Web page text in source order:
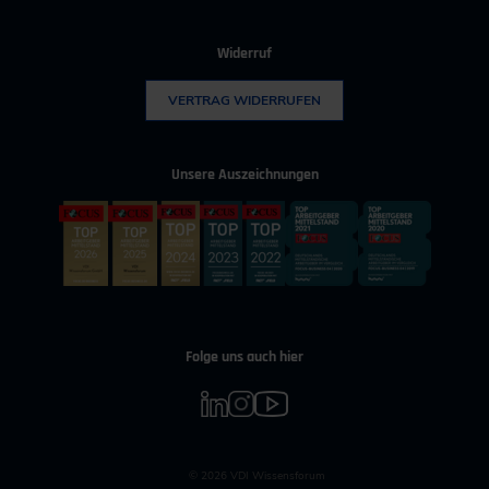
Widerruf
VERTRAG WIDERRUFEN
Unsere Auszeichnungen
Folge uns auch hier
© 2026 VDI Wissensforum